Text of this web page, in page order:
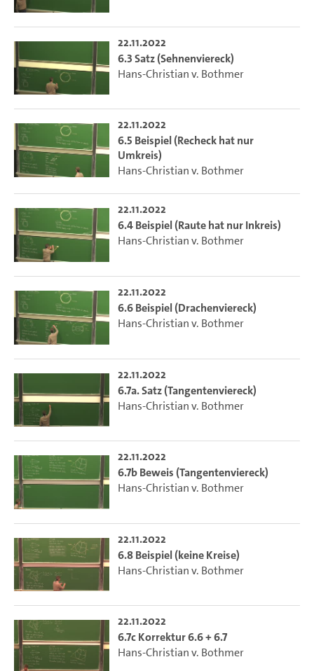
22.11.2022
6.3 Satz (Sehnenviereck)
Hans-Christian v. Bothmer
22.11.2022
6.5 Beispiel (Recheck hat nur
Umkreis)
Hans-Christian v. Bothmer
22.11.2022
6.4 Beispiel (Raute hat nur Inkreis)
Hans-Christian v. Bothmer
22.11.2022
6.6 Beispiel (Drachenviereck)
Hans-Christian v. Bothmer
22.11.2022
6.7a. Satz (Tangentenviereck)
Hans-Christian v. Bothmer
22.11.2022
6.7b Beweis (Tangentenviereck)
Hans-Christian v. Bothmer
22.11.2022
6.8 Beispiel (keine Kreise)
Hans-Christian v. Bothmer
22.11.2022
6.7c Korrektur 6.6 + 6.7
Hans-Christian v. Bothmer